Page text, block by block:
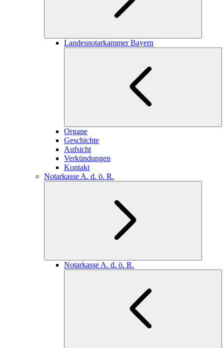
Landesnotarkammer Bayern
Organe
Geschichte
Aufsicht
Verkündungen
Kontakt
Notarkasse A. d. ö. R.
Notarkasse A. d. ö. R.